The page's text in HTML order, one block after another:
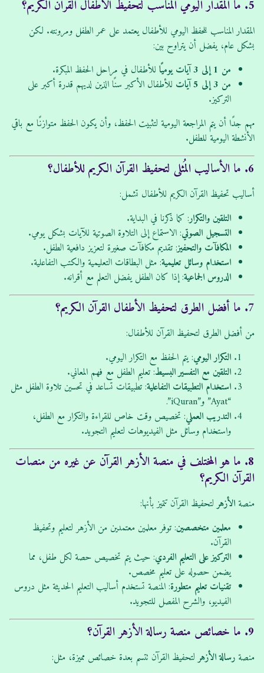
5. ما المقدار اليومي المناسب لتحفيظ الأطفال القرآن الكريم؟
المقدار المناسب للحفظ اليومي للأطفال يعتمد على عمر الطفل ومرونته. لكن
بشكل عام، يفضل أن يتراوح بين:
من 1 إلى 3 آيات يوميًا
للأطفال في مراحل الحفظ المبكرة.
من 3 إلى 5 آيات
للأطفال الأكبر سنًا الذين لديهم قدرة أكبر على
التركيز.
مهم جدًا أن يتم المراجعة اليومية لتثبيت الحفظ، وأن يكون الحفظ متوازنًا مع باقي
الأنشطة اليومية للطفل.
6. ما الأساليب المُثلى لتحفيظ القرآن الكريم للأطفال؟
أساليب تحفيظ القرآن الكريم للأطفال تشمل:
التلقين والتكرار: كما ذكرنا في البداية.
التسجيل الصوتي: الاستماع إلى التلاوة الصوتية للآيات بشكل يومي.
المكافآت والتحفيز: تقديم مكافآت صغيرة لتعزيز دافعية الطفل.
استخدام وسائل تعليمية: مثل البطاقات التعليمية والكتب التفاعلية.
الدروس الجماعية: إذا كان الطفل يفضل التعلم مع أقرانه.
7. ما أفضل الطرق لتحفيظ الأطفال القرآن الكريم؟
من أفضل الطرق لتحفيظ القرآن للأطفال:
التكرار اليومي: يتم الحفظ مع التكرار اليومي.
التلقين مع التفسير البسيط: تعليم الطفل مع فهم المعاني.
استخدام التطبيقات التفاعلية: تطبيقات تساعد في تحسين تلاوة الطفل مثل
“Ayat” و”iQuran”.
التدريب العملي: تخصيص وقت خاص للقراءة والتكرار مع الطفل،
واستخدام وسائل مثل الفيديوهات لتعليم التجويد.
8. ما هو المختلف في منصة الأزهر القرآن عن غيره من منصات
القرآن الكريم؟
منصةالأزهرلتحفيظ القرآن تتميز بأنها:
معلمين متخصصين: توفر معلمين معتمدين من الأزهر لتعليم وتحفيظ
القرآن.
التركيز على التعليم الفردي: حيث يتم تخصيص حصة لكل طفل، مما
يضمن حصوله على تعليم مخصص.
تقنيات تعليم متطورة: المنصة تستخدم أساليب التعليم الحديثة مثل دروس
الفيديو، والشرح المفصل للتجويد.
9. ما خصائص منصة رسالة الأزهر القرآن؟
منصةرسالة الأزهرلتحفيظ القرآن تتسم بعدة خصائص مميزة، مثل: